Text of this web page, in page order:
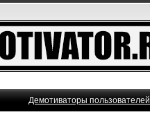
Демотиваторы